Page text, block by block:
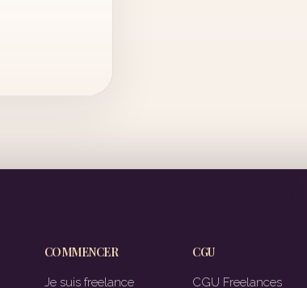
COMMENCER
Je suis freelance
CGU
CGU Freelances